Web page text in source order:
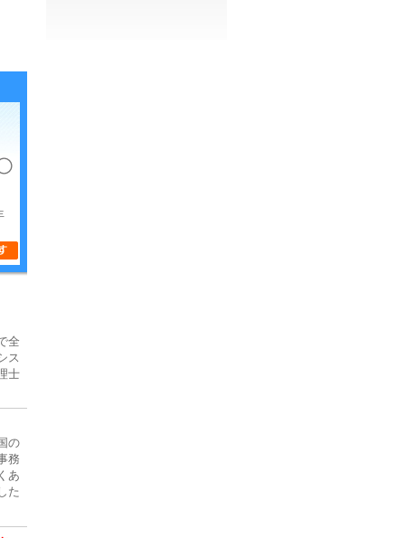
全
ス
士
の
務
あ
た